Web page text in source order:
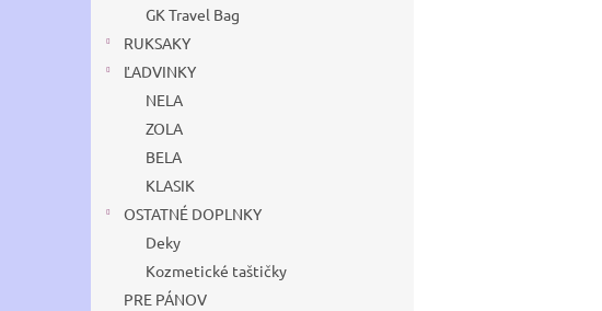
GK Travel Bag
RUKSAKY
ĽADVINKY
NELA
ZOLA
BELA
KLASIK
OSTATNÉ DOPLNKY
Deky
Kozmetické taštičky
PRE PÁNOV